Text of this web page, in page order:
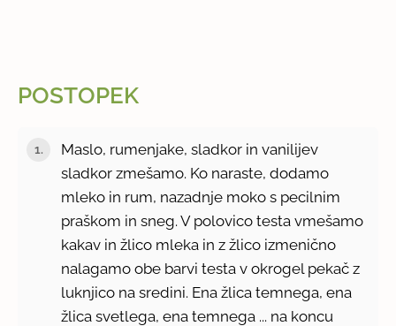
POSTOPEK
Maslo, rumenjake, sladkor in vanilijev
sladkor zmešamo. Ko naraste, dodamo
mleko in rum, nazadnje moko s pecilnim
praškom in sneg. V polovico testa vmešamo
kakav in žlico mleka in z žlico izmenično
nalagamo obe barvi testa v okrogel pekač z
luknjico na sredini. Ena žlica temnega, ena
žlica svetlega, ena temnega ... na koncu